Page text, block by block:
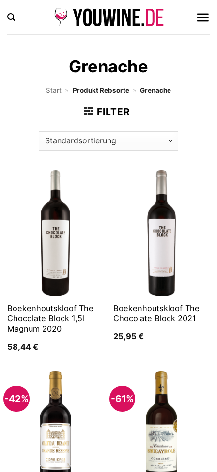
Inhalt
springen
Grenache
Start » Produkt Rebsorte » Grenache
FILTER
Boekenhoutskloof The
Chocolate Block 1,5l
Magnum 2020
58,44 €
Boekenhoutskloof The
Chocolate Block 2021
25,95 €
-42% -61%